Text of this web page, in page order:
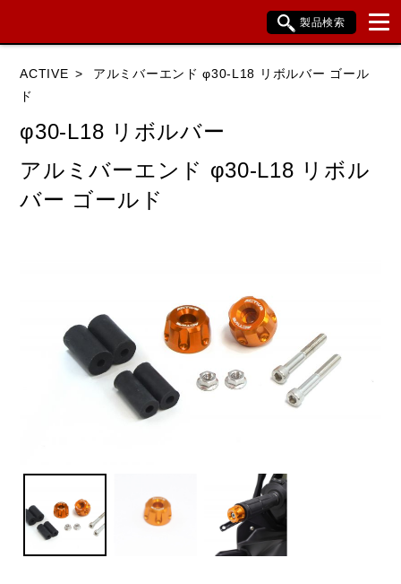
製品検索
HONDA YAMAHA SUZUKI
KAWASAKI BMW
閉じる
ACTIVE
アルミバーエンド φ30-L18 リボルバー ゴール
ド
φ30-L18 リボルバー
アルミバーエンド φ30-L18 リボル
バー ゴールド